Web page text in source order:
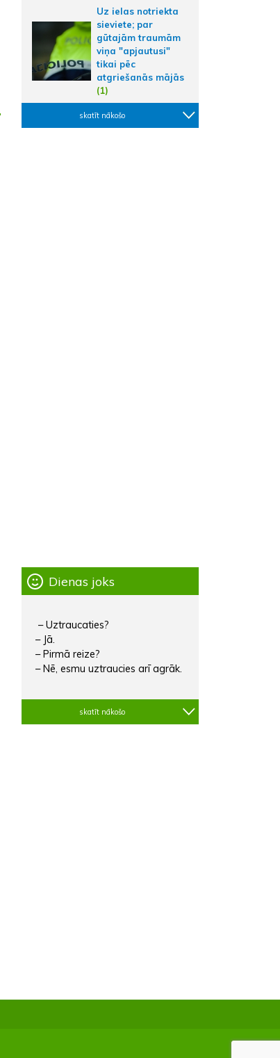
Uz ielas notriekta
sieviete; par
gūtajām traumām
viņa "apjautusi"
tikai pēc
atgriešanās mājās
(1)
skatīt nākošo
Dienas joks
– Uztraucaties?
– Jā.
– Pirmā reize?
– Nē, esmu uztraucies arī agrāk.
skatīt nākošo